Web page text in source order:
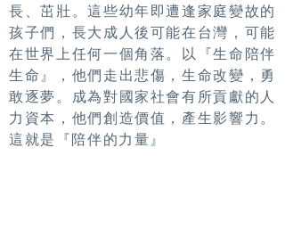
長、茁壯。這些幼年即遭逢家庭變故的
孩子們，長大成人後可能在台灣，可能
在世界上任何一個角落。以『生命陪伴
生命』，他們走出悲傷，生命改變，勇
敢逐夢。成為對國家社會有所貢獻的人
力資本，他們創造價值，產生影響力。
這就是『陪伴的力量』